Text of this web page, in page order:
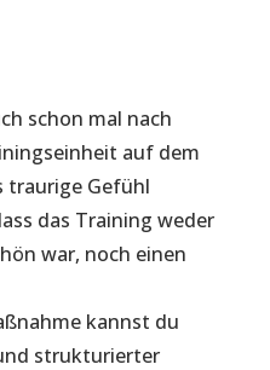
schon mal nach
auf dem
traurige Gefühl
das Training weder
war, noch einen
kannst du
strukturierter